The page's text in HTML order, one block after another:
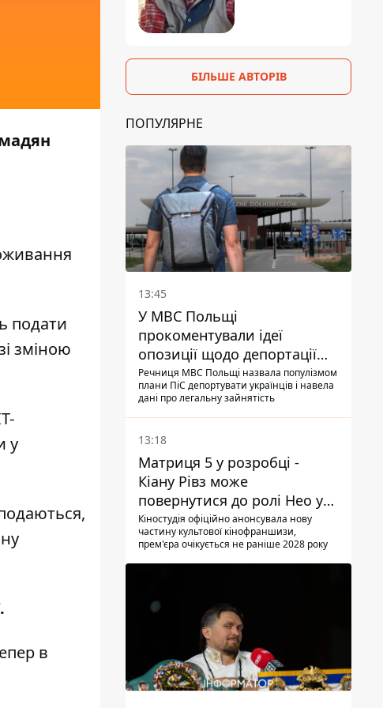
подати
зміною
у
в
БІЛЬШЕ АВТОРІВ
ПОПУЛЯРНЕ
13:45
У МВС Польщі
прокоментували ідеї
опозиції щодо депортації
українських чоловіків -
абсурд і популізм
Речниця МВС Польщі назвала популізмом
плани ПіС депортувати українців і навела
дані про легальну зайнятість
13:18
Матриця 5 у розробці -
Кіану Рівз може
повернутися до ролі Нео у
п'ятій частині
Кіностудія офіційно анонсувала нову
частину культової кінофраншизи,
прем'єра очікується не раніше 2028 року